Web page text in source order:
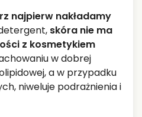
najpierw nakładamy
skóra nie ma
z kosmetykiem
w dobrej
a w przypadku
niweluje podrażnienia i